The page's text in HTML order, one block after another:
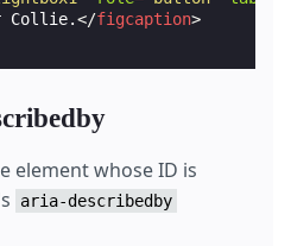
Collie.</figcaption>
element whose ID is
aria-describedby